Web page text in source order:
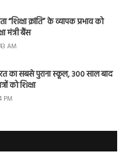
“शिक्षा क्रांति” के व्यापक प्रभाव को
मंत्री बैंस
AM
का सबसे पुराना स्कूल, 300 साल बाद
को शिक्षा
PM